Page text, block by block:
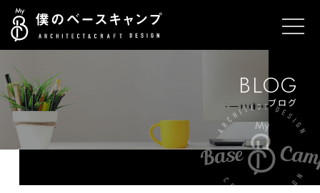
BLOG
ブログ